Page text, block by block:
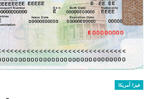
فيزا أمريكا